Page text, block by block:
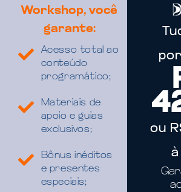
Workshop, você
garante:
Acesso total ao
conteúdo
programático;
Materiais de
apoio e guias
exclusivos;
Bônus inéditos
e presentes
especiais;
ou